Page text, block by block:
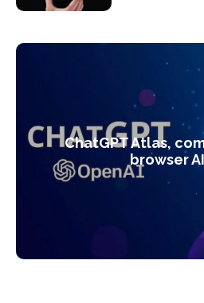
ChatGPT Atlas,
browser